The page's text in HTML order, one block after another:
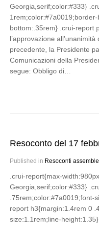
Georgia,serif;color:#333}
bottom:.35rem} .crui-report
l’approvazione
precedente, la Presidente
Comunicazioni della
segue: Obbligo di…
Resoconto del 17
Published in Resoconti
.crui-report{max-
Georgia,serif;color:#333}
.75rem;color:#7a0019;font-
report h3{margin:1.4rem 0
size:1.1rem;line-